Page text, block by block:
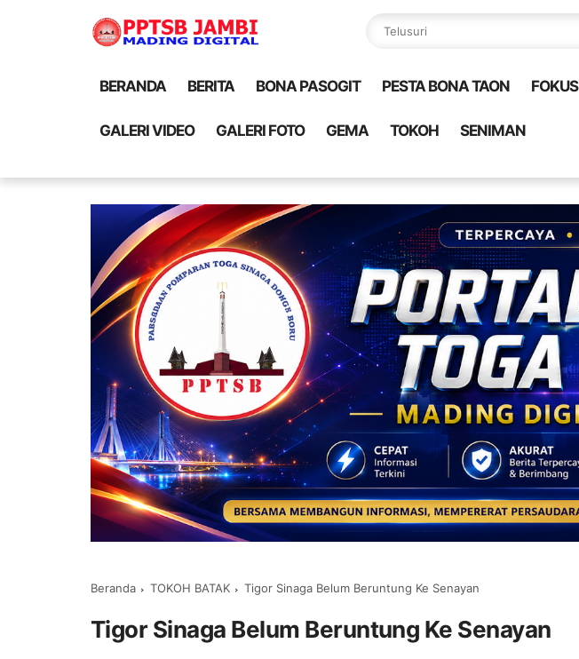
BERANDA BERITA BONA PASOGIT PESTA BONA TAON FOKUS
GALERI VIDEO GALERI FOTO GEMA TOKOH SENIMAN
Beranda TOKOH BATAK Tigor Sinaga Belum Beruntung Ke Senayan
Tigor Sinaga Belum Beruntung Ke Senayan